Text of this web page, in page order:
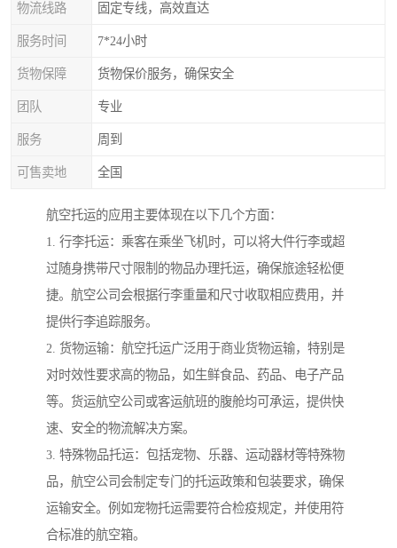
物流线路 固定专线，高效直达
服务时间 7*24小时
货物保障 货物保价服务，确保安全
团队 专业
服务 周到
可售卖地 全国
航空托运的应用主要体现在以下几个方面：
1. 行李托运：乘客在乘坐飞机时，可以将大件行李或超
过随身携带尺寸限制的物品办理托运，确保旅途轻松便
捷。航空公司会根据行李重量和尺寸收取相应费用，并
提供行李追踪服务。
2. 货物运输：航空托运广泛用于商业货物运输，特别是
对时效性要求高的物品，如生鲜食品、药品、电子产品
等。货运航空公司或客运航班的腹舱均可承运，提供快
速、安全的物流解决方案。
3. 特殊物品托运：包括宠物、乐器、运动器材等特殊物
品，航空公司会制定专门的托运政策和包装要求，确保
运输安全。例如宠物托运需要符合检疫规定，并使用符
合标准的航空箱。